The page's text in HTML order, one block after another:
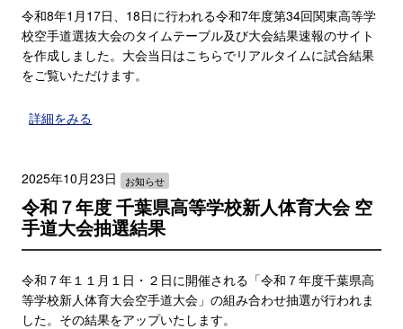
令和8年1月17日、18日に行われる令和7年度第34回関東高等学
校空手道選抜大会のタイムテーブル及び大会結果速報のサイト
を作成しました。大会当日はこちらでリアルタイムに試合結果
をご覧いただけます。
詳細をみる
2025年10月23日 お知らせ
令和７年度 千葉県高等学校新人体育大会 空
手道大会抽選結果
令和７年１１月１日・２日に開催される「令和７年度千葉県高
等学校新人体育大会空手道大会」の組み合わせ抽選が行われま
した。その結果をアップいたします。